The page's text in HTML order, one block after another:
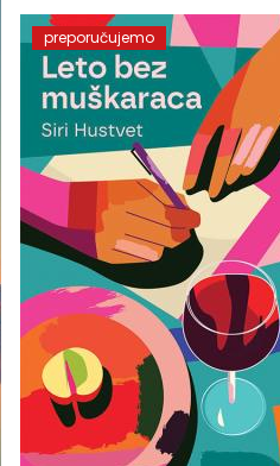
preporučujemo